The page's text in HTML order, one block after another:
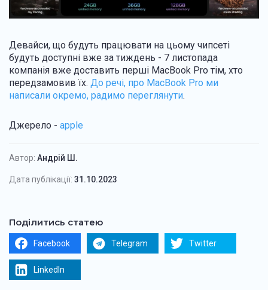
Девайси, що будуть працювати на цьому чипсеті
будуть доступні вже за тиждень - 7 листопада
компанія вже доставить перші MacBook Pro тім, хто
передзамовив їх. До речі, про MacBook Pro ми
написали окремо, радимо переглянути.
Джерело - apple
Автор: Андрій Ш.
Дата публікації: 31.10.2023
Поділитись статею
Facebook Telegram Twitter
LinkedIn